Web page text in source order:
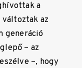
a
az
generáció
– az
–, hogy